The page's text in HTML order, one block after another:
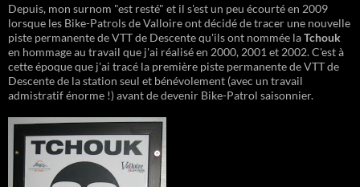
Depuis, mon surnom "est resté" et il s'est un peu écourté en 2009
lorsque les Bike-Patrols de Valloire ont décidé de tracer une nouvelle
piste permanente de VTT de Descente qu'ils ont nommée laTchouk
en hommage au travail que j'ai réalisé en 2000, 2001 et 2002. C'est à
cette époque que j'ai tracé la première piste permanente de VTT de
Descente de la station seul et bénévolement (avec un travail
admistratif énorme !) avant de devenir Bike-Patrol saisonnier.